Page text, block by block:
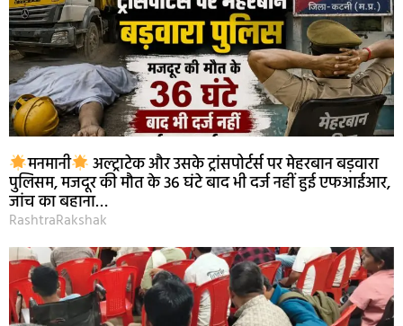
मनमानी अल्ट्राटेक और उसके ट्रांसपोर्टर्स पर मेहरबान बड़वारा
पुलिसम, मजदूर की मौत के 36 घंटे बाद भी दर्ज नहीं हुई एफआईआर,
जांच का बहाना…
RashtraRakshak